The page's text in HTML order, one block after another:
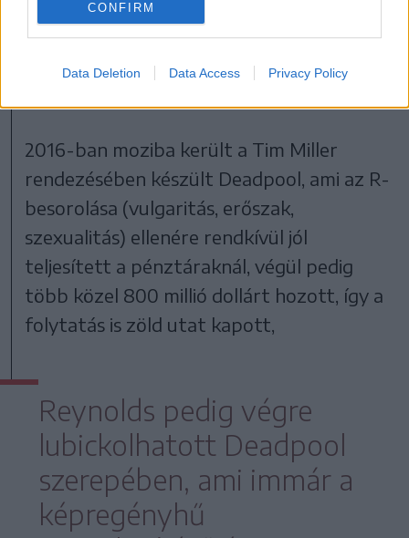
CONFIRM
Data Deletion Data Access Privacy Policy
2016-ban moziba került a Tim Miller
rendezésében készült Deadpool, ami az R-
besorolása (vulgaritás, erőszak,
szexualitás) ellenére rendkívül jól
teljesített a pénztáraknál, végül pedig
több közel 800 millió dollárt hozott, így a
folytatás is zöld utat kapott,
Reynolds pedig végre
lubickolhatott Deadpool
szerepében, ami immár a
képregényhű